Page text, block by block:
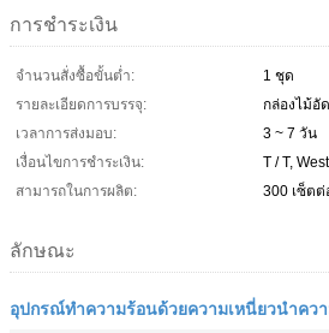
การชำระเงิน
จำนวนสั่งซื้อขั้นต่ำ:
1 ชุด
รายละเอียดการบรรจุ:
กล่องไม้อั
เวลาการส่งมอบ:
3 ~ 7 วัน
เงื่อนไขการชำระเงิน:
T / T,
สามารถในการผลิต:
300 เซ็ตต่
ลักษณะ
อุปกรณ์ทำความร้อนด้วยความเหนี่ยวนำคว